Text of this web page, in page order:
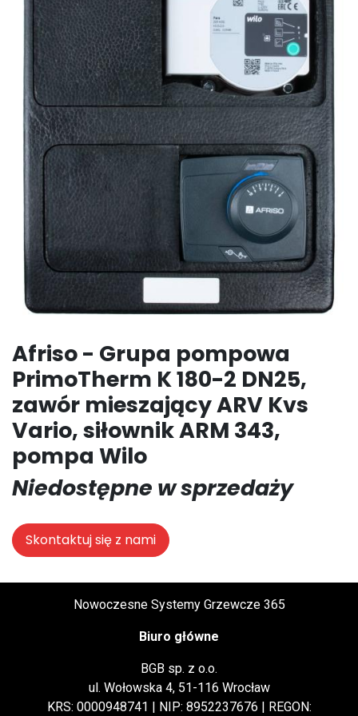
Afriso - Grupa pompowa
PrimoTherm K 180-2 DN25,
zawór mieszający ARV Kvs
Vario, siłownik ARM 343,
pompa Wilo
Niedostępne w sprzedaży
Skontaktuj się z nami
Nowoczesne Systemy Grzewcze 365
Biuro główne
BGB sp. z o.o.
ul. Wołowska 4, 51-116 Wrocław
KRS: 0000948741 | NIP: 8952237676 | REGON: